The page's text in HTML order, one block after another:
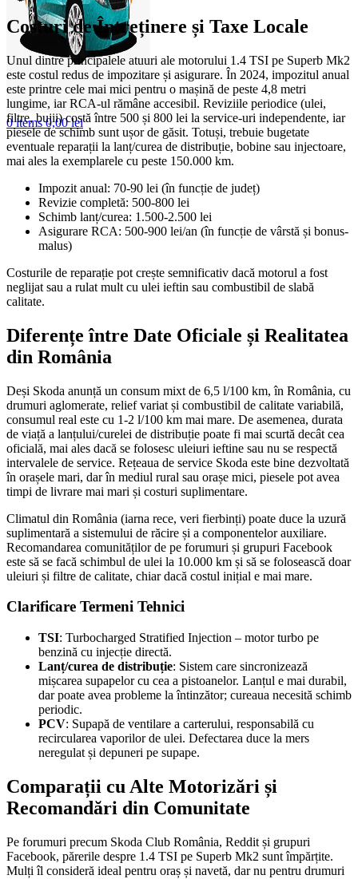
0items 0,00lei
Costuri de Întreținere și Taxe Locale
Unul dintre principalele atuuri ale motorului 1.4 TSI pe Superb Mk2
este costul redus de impozitare și asigurare. În 2024, impozitul anual
este printre cele mai mici pentru o mașină de peste 4,8 metri
lungime, iar RCA-ul rămâne accesibil. Reviziile periodice (ulei,
filtre, bujii) costă între 500 și 800 lei la service-uri independente, iar
piesele de schimb sunt ușor de găsit. Totuși, trebuie bugetate
eventuale reparații la lanț/curea de distribuție, bobine sau injectoare,
mai ales la exemplarele cu peste 150.000 km.
Impozit anual: 70-90 lei (în funcție de județ)
Revizie completă: 500-800 lei
Schimb lanț/curea: 1.500-2.500 lei
Asigurare RCA: 500-900 lei/an (în funcție de vârstă și bonus-
malus)
Costurile de reparație pot crește semnificativ dacă motorul a fost
neglijat sau a rulat mult cu ulei ieftin sau combustibil de slabă
calitate.
Diferențe între Date Oficiale și Realitatea
din România
Deși Skoda anunță un consum mixt de 6,5 l/100 km, în România, cu
drumuri aglomerate, relief variat și combustibil de calitate variabilă,
consumul real este cu 1-2 l/100 km mai mare. De asemenea, durata
de viață a lanțului/curelei de distribuție poate fi mai scurtă decât cea
oficială, mai ales dacă se folosesc uleiuri ieftine sau nu se respectă
intervalele de service. Rețeaua de service Skoda este bine dezvoltată
în orașele mari, dar în mediul rural sau orașe mici, piesele pot avea
timpi de livrare mai mari și costuri suplimentare.
Climatul din România (iarna rece, veri fierbinți) poate duce la uzură
suplimentară a sistemului de răcire și a componentelor auxiliare.
Recomandarea comunităților de pe forumuri și grupuri Facebook
este să se facă schimbul de ulei la 10.000 km și să se folosească doar
uleiuri și filtre de calitate, chiar dacă costul inițial e mai mare.
Clarificare Termeni Tehnici
TSI: Turbocharged Stratified Injection – motor turbo pe
benzină cu injecție directă.
Lanț/curea de distribuție: Sistem care sincronizează
mișcarea supapelor cu cea a pistoanelor. Lanțul e mai durabil,
dar poate avea probleme la întinzător; cureaua necesită schimb
periodic.
PCV: Supapă de ventilare a carterului, responsabilă cu
recircularea vaporilor de ulei. Defectarea duce la mers
neregulat și depuneri pe supape.
Comparații cu Alte Motorizări și
Recomandări din Comunitate
Pe forumuri precum Skoda Club România, Reddit și grupuri
Facebook, părerile despre 1.4 TSI pe Superb Mk2 sunt împărțite.
Mulți îl consideră ideal pentru oraș și navetă, dar nu pentru drumuri